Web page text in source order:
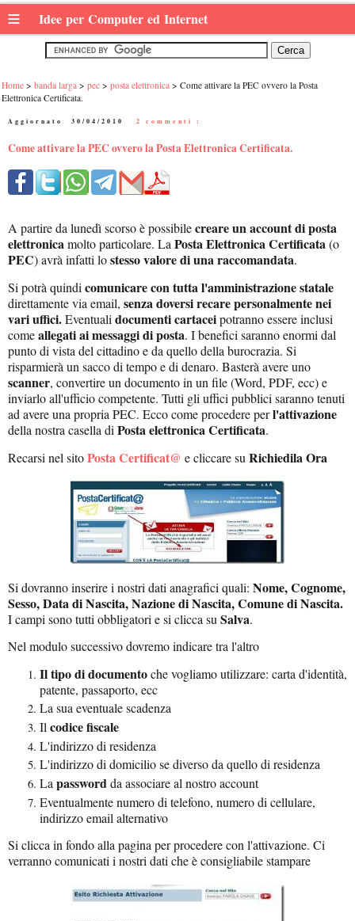
≡ Idee per Computer ed Internet
Home banda larga pec posta elettronica
Come attivare la PEC ovvero la Posta
Elettronica Certificata.
Aggiornato: 30/04/2010 2 commenti :
Come attivare la PEC ovvero la Posta Elettronica Certificata.
A partire da lunedì scorso è possibilecreare un account di posta
elettronicamolto particolare. LaPosta Elettronica Certificata(o
PEC) avrà infatti lostesso valore di una raccomandata.
Si potrà quindi comunicare con tutta l'amministrazione statale
direttamente via email, senza doversi recare personalmente nei
vari uffici.Eventuali documenti cartaceipotranno essere inclusi
comeallegati ai messaggi di posta. I benefici saranno enormi dal
punto di vista del cittadino e da quello della burocrazia. Si
risparmierà un sacco di tempo e di denaro. Basterà avere uno
scanner, convertire un documento in un file (Word, PDF, ecc) e
inviarlo all'ufficio competente. Tutti gli uffici pubblici saranno tenuti
ad avere una propria PEC. Ecco come procedere perl'attivazione
della nostra casella di Posta elettronica Certificata.
Recarsi nel sitoPosta Certificat@ e cliccare su Richiedila Ora
Si dovranno inserire i nostri dati anagrafici quali: Nome, Cognome,
Sesso, Data di Nascita, Nazione di Nascita, Comune di Nascita.
I campi sono tutti obbligatori e si clicca su Salva.
Nel modulo successivo dovremo indicare tra l'altro
Il tipo di documentoche vogliamo utilizzare: carta d'identità,
patente, passaporto, ecc
La sua eventuale scadenza
Il codice fiscale
L'indirizzo di residenza
L'indirizzo di domicilio se diverso da quello di residenza
La passwordda associare al nostro account
Eventualmente numero di telefono, numero di cellulare,
indirizzo email alternativo
Si clicca in fondo alla pagina per procedere con l'attivazione. Ci
verranno comunicati i nostri dati che è consigliabile stampare